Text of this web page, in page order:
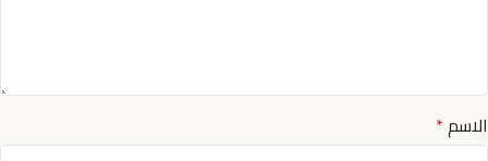
الاسم*